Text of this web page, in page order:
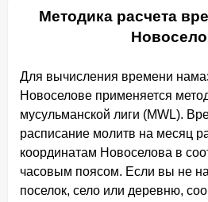
Методика расчета
Для вычисления времени
Новоселове применяется
мусульманской лиги (MWL).
расписание молитв на месяц
координатам Новоселова в
часовым поясом. Если вы не
поселок, село или деревню,